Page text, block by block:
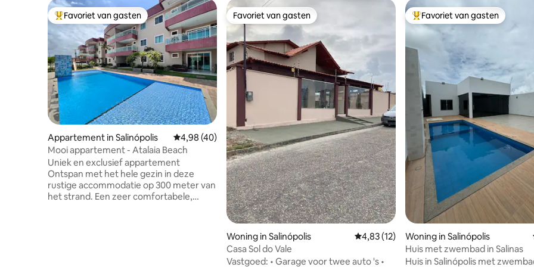
Topfavoriet van gasten
Favoriet van gasten
Appartement in Salinópolis Gemiddelde beoordeling van 4,98 uit 5, 40 recensies
4,98 (40)
Mooi appartement - Atalaia Beach
Uniek en exclusief appartement
Ontspan met het hele gezin in deze
rustige accommodatie op 300 meter van
het strand. Een zeer comfortabele,
Favoriet van gasten
Favoriet van gasten
Woning in Salinópolis Gemiddelde beoordeling van 4,83 uit 5, 12
4,83 (12)
Casa Sol do Vale
Vastgoed: • Garage voor twee auto 's •
Topfavoriet van gasten
Favoriet van gasten
Woning in Salinópolis
Huis met zwembad in Salinas
Huis in Salinópolis met